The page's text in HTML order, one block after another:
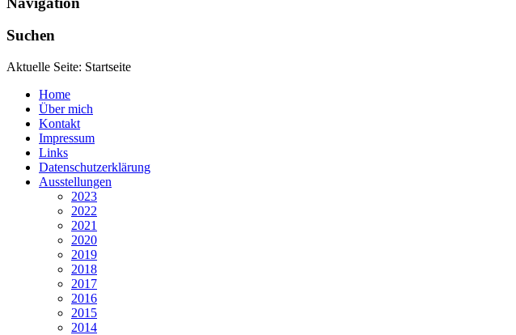
Suchen
Aktuelle Seite: Startseite
Home
Über mich
Kontakt
Impressum
Links
Datenschutzerklärung
Ausstellungen
2023
2022
2021
2020
2019
2018
2017
2016
2015
2014